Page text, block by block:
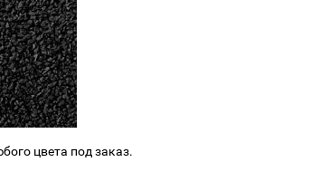
цвета под заказ.